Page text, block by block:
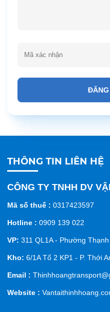
ĐĂNG
THÔNG TIN LIÊN HỆ
CÔNG TY TNHH DV
Mã số thuế :0317423597
Hotline : 0909 139 022
VP: 311 QL1A - Phường
Kho: 6/1A Tổ 2 KP1 - P. Thới
Email :
Website :